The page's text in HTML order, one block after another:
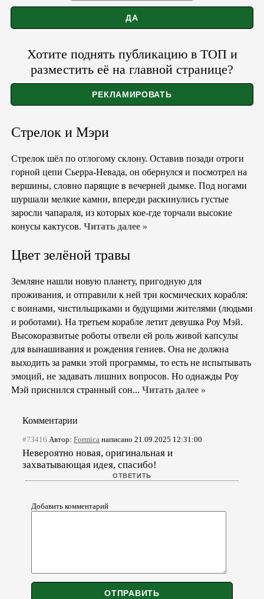
Хотите поднять публикацию в ТОП и
разместить её на главной странице?
Стрелок и Мэри
Стрелок шёл по отлогому склону. Оставив позади отроги
горной цепи Сьерра-Невада, он обернулся и посмотрел на
вершины, словно парящие в вечерней дымке. Под ногами
шуршали мелкие камни, впереди раскинулись густые
заросли чапараля, из которых кое-где торчали высокие
конусы кактусов. Читать далее »
Цвет зелёной травы
Земляне нашли новую планету, пригодную для
проживания, и отправили к ней три космических корабля:
с воинами, чистильщиками и будущими жителями (людьми
и роботами). На третьем корабле летит девушка Роу Мэй.
Высокоразвитые роботы отвели ей роль живой капсулы
для вынашивания и рождения гениев. Она не должна
выходить за рамки этой программы, то есть не испытывать
эмоций, не задавать лишних вопросов. Но однажды Роу
Мэй приснился странный сон... Читать далее »
Комментарии
#73416 Автор: Formica написано 21.09.2025 12:31:00
Невероятно новая, оригинальная и
захватывающая идея, спасибо!
Добавить комментарий